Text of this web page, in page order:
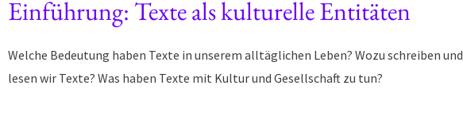
Einführung: Texte als kulturelle Entitäten
Welche Bedeutung haben Texte in unserem alltäglichen Leben? Wozu schreiben und
lesen wir Texte? Was haben Texte mit Kultur und Gesellschaft zu tun?